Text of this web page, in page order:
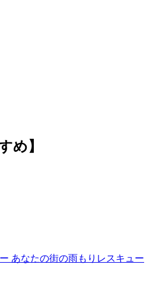
め】
あなたの街の雨もりレスキュー